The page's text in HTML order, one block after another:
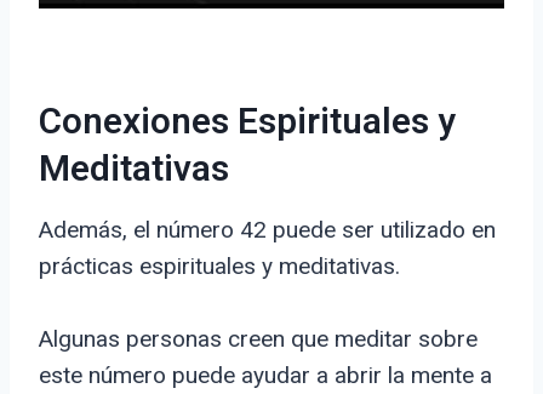
Conexiones Espirituales y
Meditativas
Además, el número 42 puede ser utilizado en
prácticas espirituales y meditativas.
Algunas personas creen que meditar sobre
este número puede ayudar a abrir la mente a